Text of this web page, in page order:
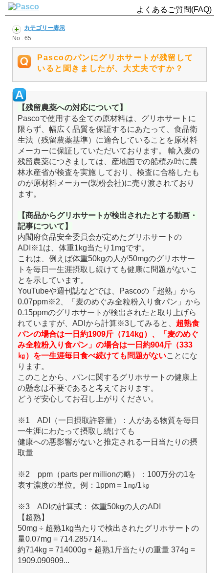
よくあるご質問(FAQ)
カテゴリー表示
No : 65
Pascoのパンにグリホサートが残留して
いると聞きましたが、大丈夫ですか？
【残留農薬への対応について】
Pascoで使用する全ての原材料は、グリホサートに
限らず、幅広く品質を保証するにあたって、食品衛
生法（残留農薬基準）に適合していることを原材料
メーカーに保証していただいております。
輸入麦の
残留農薬につきましては、産地国での船積み時に農
林水産省が検査を実施 しており、検査に合格したも
のが原材料メーカー(製粉会社)に売り渡されており
ます。
【商品からグリホサートが検出されたとする動画・
記事について】
内閣府食品安全委員会が定めたグリホサートの
ADI※1は、体重1kg当たり1mgです。
これは、例えば体重50kgの人が50mgのグリホサー
トを毎日一生涯摂取し続けても健康に問題がないこ
とを示しています。
YouTubeや週刊誌などでは、Pascoの「超熟」から
0.07ppm※2、「麦のめぐみ全粒粉入り食パン」から
0.15ppmのグリホサートが検出されたと取り上げら
れていますが、ADIから計算※3してみると、 超熟食
パンの場合は一日約1909斤（714kg）、「麦のめぐ
み全粒粉入り食パン」の場合は一日約904斤（333
㎏）を一生涯毎日 食べ続けても問題がないことにな
ります。
このことから、パンに関するグリホサートの健康上
の懸念は不要であると考えております。
どうぞ安心してお召し上がりください。
※1 ADI（一日摂取許容量）：人がある物質を毎日
一生涯にわたって摂取し続けても
健康への悪影響がないと推定される一日当たりの摂
取量
※2 ppm（parts per millionの略）：100万分の1を
表す濃度の単位。例：1ppm＝1㎎/1㎏
※3 ADIの計算式： 体重50kgの人のADI
【超熟】
50mg ÷ 超熟1kg当たりで検出されたグリホサートの
量0.07mg = 714.285714...
約714kg = 714000g ÷ 超熟1斤当たりの重量 374g =
1909.090909...